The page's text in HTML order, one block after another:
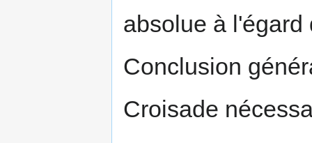
absolue à l'égard
Conclusion
Croisade